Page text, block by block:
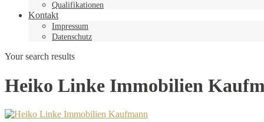
Qualifikationen
Kontakt
Impressum
Datenschutz
Your search results
Heiko Linke Immobilien